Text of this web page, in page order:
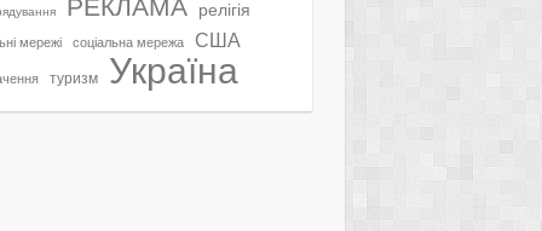
РЕКЛАМА релігія
мережі соціальна мережа США
туризм Україна